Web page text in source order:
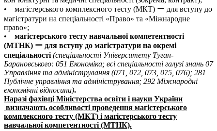
• магістерського комплексного тесту (МКТ) ー для вступу до
магістратури на спеціальності «Право» та «Міжнародне
право»;
• магістерського тесту навчальної компетентності
(МТНК) ー для вступу до магістратури на окремі
спеціальності (спеціальності Університету Туган-
Барановського: 051 Економіка; всі спеціальності галузі знань 07
Управління та адміністрування (071, 072, 073, 075, 076); 281
Публічне управління та адміністрування; 292 Міжнародні
економічні відносини).
Наразі фахівці Міністерства освіти і науки України
визначають особливості проведення магістерського
комплексного тесту (МКТ) і магістерського тесту
навчальної компетентності (МТНК).